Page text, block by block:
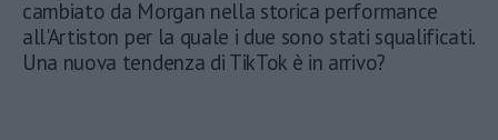
cambiato da Morgan nella storica performance
all'Artiston per la quale i due sono stati squalificati.
Una nuova tendenza di TikTok è in arrivo?